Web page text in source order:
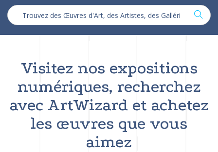
Visitez nos expositions
numériques, recherchez
avec ArtWizard et achetez
les œuvres que vous
aimez